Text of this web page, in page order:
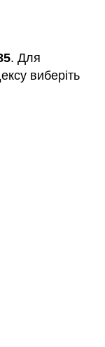
. Для
виберіть